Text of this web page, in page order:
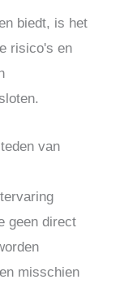
biedt, is het
risico's en
van
geen direct
misschien